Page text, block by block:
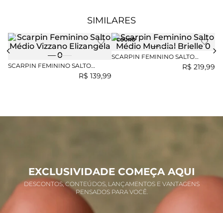
SIMILARES
SCARPIN FEMININO SALTO
MÉDIO VIZZANO ELIZANGELA
R$ 139,99
COURO
SCARPIN FEMININO SALTO
MÉDIO MUNDIAL BRIELLE
R$ 219,99
EXCLUSIVIDADE COMEÇA AQUI
DESCONTOS, CONTEÚDOS, LANÇAMENTOS E VANTAGENS
PENSADOS PARA VOCÊ.